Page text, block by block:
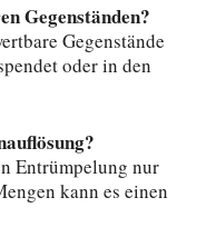
Gegenständen?
Gegenstände
oder in den
Entrümpelung nur
kann es einen